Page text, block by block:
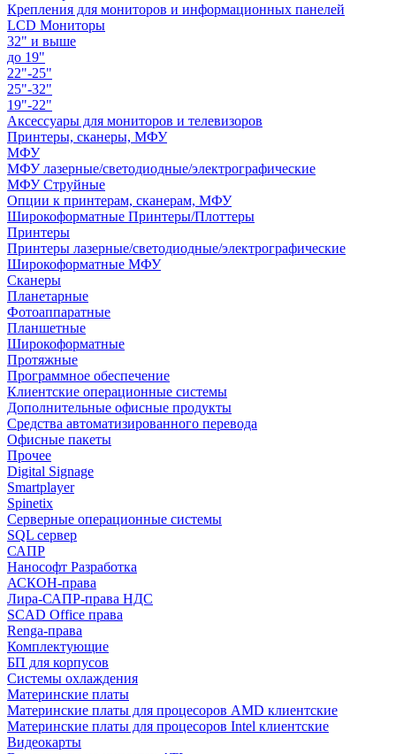
Крепления для мониторов и информационных панелей
LCD Мониторы
32" и выше
до 19"
22"-25"
25"-32"
19"-22"
Аксессуары для мониторов и телевизоров
Принтеры, сканеры, МФУ
МФУ
МФУ лазерные/светодиодные/электрографические
МФУ Струйные
Опции к принтерам, сканерам, МФУ
Широкоформатные Принтеры/Плоттеры
Принтеры
Принтеры лазерные/светодиодные/электрографические
Широкоформатные МФУ
Сканеры
Планетарные
Фотоаппаратные
Планшетные
Широкоформатные
Протяжные
Программное обеспечение
Клиентские операционные системы
Дополнительные офисные продукты
Средства автоматизированного перевода
Офисные пакеты
Прочее
Digital Signage
Smartplayer
Spinetix
Серверные операционные системы
SQL сервер
САПР
Нанософт Разработка
АСКОН-права
Лира-САПР-права НДС
SCAD Office права
Renga-права
Комплектующие
БП для корпусов
Системы охлаждения
Материнские платы
Материнские платы для процесоров AMD клиентские
Материнские платы для процесоров Intel клиентские
Видеокарты